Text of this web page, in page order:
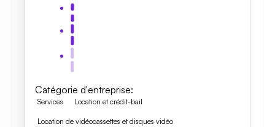
Catégorie d'entreprise:
Services Location et crédit-bail
Location de vidéocassettes et disques vidéo